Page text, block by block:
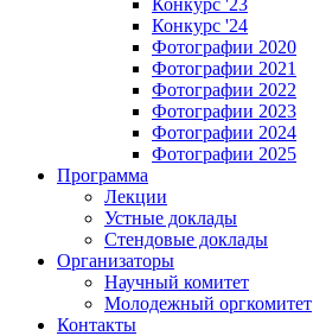
Конкурс '23
Конкурс '24
Фотографии 2020
Фотографии 2021
Фотографии 2022
Фотографии 2023
Фотографии 2024
Фотографии 2025
Программа
Лекции
Устные доклады
Стендовые доклады
Организаторы
Научный комитет
Молодежный оргкомитет
Контакты